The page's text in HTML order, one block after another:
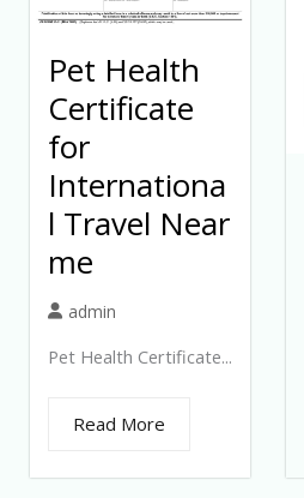
Pet Health
Certificate
for
Internationa
l Travel Near
me
admin
Pet Health Certificate...
Read More